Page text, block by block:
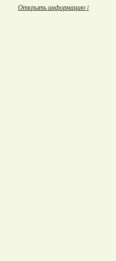
Открыть информацию ↓